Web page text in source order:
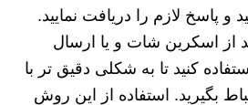
و پاسخ لازم را دریافت نمایید.
از اسکرین شات و یا ارسال
کنید تا به شکلی دقیق تر با
بگیرید. استفاده از این روش